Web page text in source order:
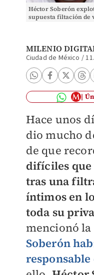
Héctor Soberón
supuesta filtación de
MILENIO
Ciudad de México /
Hace unos
dio mucho
de que
difíciles que
tras una
íntimos en
toda su
mencionó la
Soberón